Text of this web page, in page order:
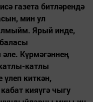
газета битләрендә
мин ул
Ярый инде,
Күрмәгәннең
катлы
киткән,
кияүгә чыгу